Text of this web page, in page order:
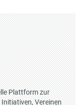
Plattform zur
Vereinen